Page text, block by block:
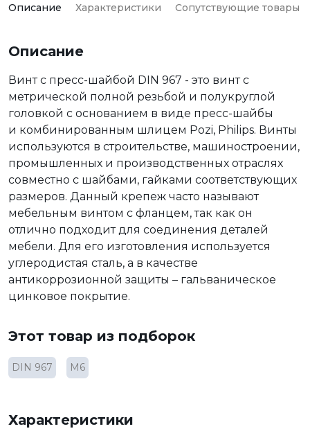
Описание Характеристики Сопутствующие товары
Описание
Винт с пресс-шайбой DIN 967 - это винт с
метрической полной резьбой и полукруглой
головкой с основанием в виде пресс-шайбы
и комбинированным шлицем Pozi, Philips. Винты
используются в строительстве, машиностроении,
промышленных и производственных отраслях
совместно с шайбами, гайками соответствующих
размеров. Данный крепеж часто называют
мебельным винтом с фланцем, так как он
отлично подходит для соединения деталей
мебели. Для его изготовления используется
углеродистая сталь, а в качестве
антикоррозионной защиты – гальваническое
цинковое покрытие.
Этот товар из подборок
DIN 967 М6
Характеристики